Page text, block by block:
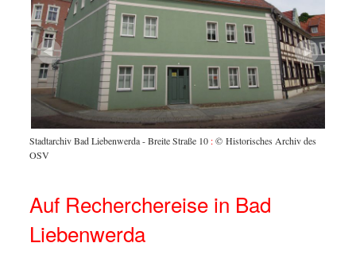
Stadtarchiv Bad Liebenwerda - Breite Straße 10 :© Historisches Archiv des
OSV
Auf Recherchereise in Bad
Liebenwerda